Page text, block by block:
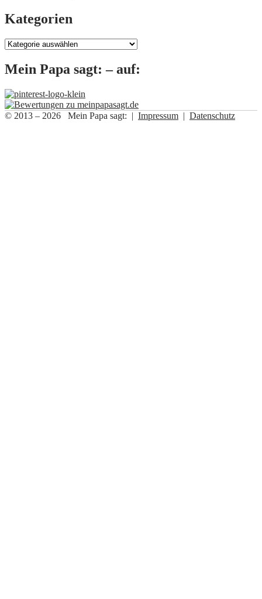
Kategorien
Kategorien
Mein Papa sagt: – auf:
© 2013 – 2026 Mein Papa sagt: | Impressum | Datenschutz